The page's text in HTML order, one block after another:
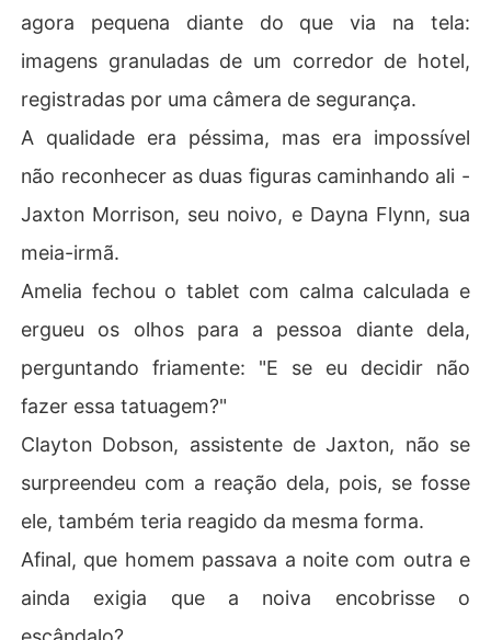
agora pequena diante do que via na tela:
imagens granuladas de um corredor de hotel,
registradas por uma câmera de segurança.
A qualidade era péssima, mas era impossível
não reconhecer as duas figuras caminhando ali -
Jaxton Morrison, seu noivo, e Dayna Flynn, sua
meia-irmã.
Amelia fechou o tablet com calma calculada e
ergueu os olhos para a pessoa diante dela,
perguntando friamente: "E se eu decidir não
fazer essa tatuagem?"
Clayton Dobson, assistente de Jaxton, não se
surpreendeu com a reação dela, pois, se fosse
ele, também teria reagido da mesma forma.
Afinal, que homem passava a noite com outra e
ainda exigia que a noiva encobrisse o